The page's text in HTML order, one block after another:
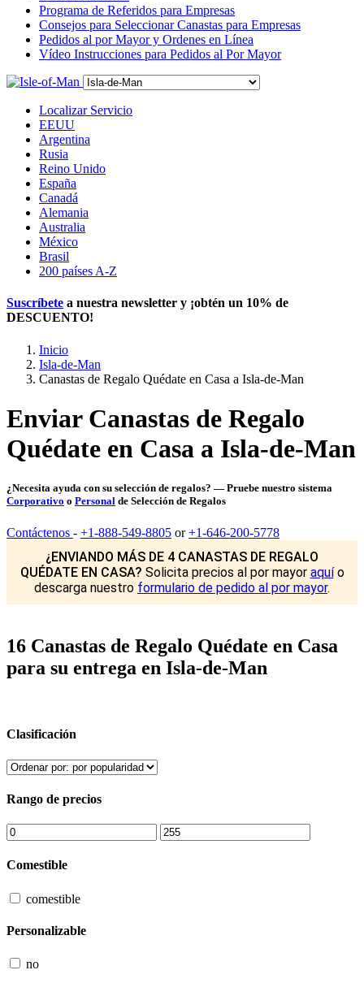
Programa de Referidos para Empresas
Consejos para Seleccionar Canastas para Empresas
Pedidos al por Mayor y Ordenes en Línea
Vídeo Instrucciones para Pedidos al Por Mayor
Localizar Servicio
EEUU
Argentina
Rusia
Reino Unido
España
Canadá
Alemania
Australia
México
Brasil
200 países A-Z
Suscríbete a nuestra newsletter y ¡obtén un 10% de
DESCUENTO!
Inicio
Isla-de-Man
Canastas de Regalo Quédate en Casa a Isla-de-Man
Enviar Canastas de Regalo
Quédate en Casa a Isla-de-Man
¿Necesita ayuda con su selección de regalos? — Pruebe nuestro sistema
Corporativo o Personal de Selección de Regalos
Contáctenos - +1-888-549-8805 or+1-646-200-5778
¿ENVIANDO MÁS DE 4 CANASTAS DE REGALO
QUÉDATE EN CASA? Solicita precios al por mayor aquío
descarga nuestro formulario de pedido al por mayor.
16 Canastas de Regalo Quédate en Casa
para su entrega en Isla-de-Man
Clasificación
Rango de precios
Comestible
comestible
Personalizable
no